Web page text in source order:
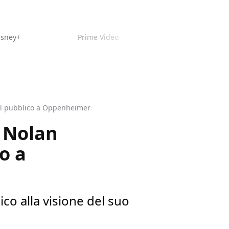
Prime Video
pubblico a Oppenheimer
a
alla visione del suo